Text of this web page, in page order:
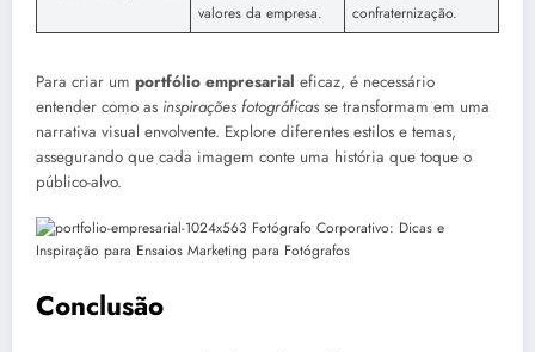
valores da empresa.
confraternização.
Para criar um portfólio empresarial eficaz, é necessário
entender como as inspirações fotográficas se transformam em uma
narrativa visual envolvente. Explore diferentes estilos e temas,
assegurando que cada imagem conte uma história que toque o
público-alvo.
Conclusão